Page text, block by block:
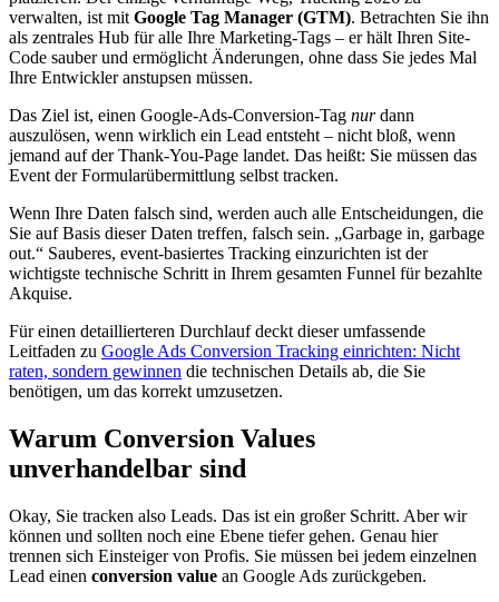
verwalten, ist mit Google Tag Manager (GTM). Betrachten Sie ihn
als zentrales Hub für alle Ihre Marketing-Tags – er hält Ihren Site-
Code sauber und ermöglicht Änderungen, ohne dass Sie jedes Mal
Ihre Entwickler anstupsen müssen.
Das Ziel ist, einen Google-Ads-Conversion-Tag nurdann
auszulösen, wenn wirklich ein Lead entsteht – nicht bloß, wenn
jemand auf der Thank-You-Page landet. Das heißt: Sie müssen das
Event der Formularübermittlung selbst tracken.
Wenn Ihre Daten falsch sind, werden auch alle Entscheidungen, die
Sie auf Basis dieser Daten treffen, falsch sein. „Garbage in, garbage
out.“ Sauberes, event-basiertes Tracking einzurichten ist der
wichtigste technische Schritt in Ihrem gesamten Funnel für bezahlte
Akquise.
Für einen detaillierteren Durchlauf deckt dieser umfassende
Leitfaden zu Google Ads Conversion Tracking einrichten: Nicht
raten, sondern gewinnen die technischen Details ab, die Sie
benötigen, um das korrekt umzusetzen.
Warum Conversion Values
unverhandelbar sind
Okay, Sie tracken also Leads. Das ist ein großer Schritt. Aber wir
können und sollten noch eine Ebene tiefer gehen. Genau hier
trennen sich Einsteiger von Profis. Sie müssen bei jedem einzelnen
Lead einen conversion value an Google Ads zurückgeben.